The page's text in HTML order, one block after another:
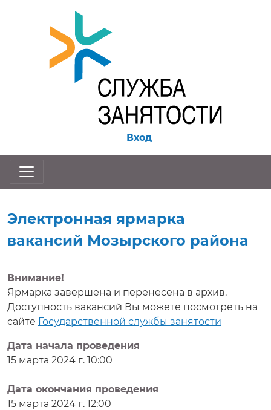
Вход
Электронная ярмарка
вакансий Мозырского района
Внимание!
Ярмарка завершена и перенесена в архив.
Доступность вакансий Вы можете посмотреть на
сайте Государственной службы занятости
Дата начала проведения
15 марта 2024 г. 10:00
Дата окончания проведения
15 марта 2024 г. 12:00